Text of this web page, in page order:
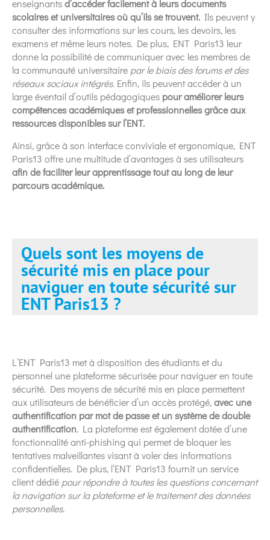
enseignantsd’accéder facilement à leurs documents
scolaires et universitaires où qu’ils se trouvent. Ils peuvent y
consulter des informations sur les cours, les devoirs, les
examens et même leurs notes. De plus, ENT Paris13 leur
donne la possibilité de communiquer avec les membres de
la communauté universitaire par le biais des forums et des
réseaux sociaux intégrés. Enfin, ils peuvent accéder à un
large éventail d’outils pédagogiques pour améliorer leurs
compétences académiques et professionnelles grâce aux
ressources disponibles sur l’ENT.
Ainsi, grâce à son interface conviviale et ergonomique, ENT
Paris13 offre une multitude d’avantages à ses utilisateurs
afin de faciliter leur apprentissage tout au long de leur
parcours académique.
Quels sont les moyens de
sécurité mis en place pour
naviguer en toute sécurité sur
ENT Paris13 ?
L’ENT Paris13 met à disposition des étudiants et du
personnel une plateforme sécurisée pour naviguer en toute
sécurité. Des moyens de sécurité mis en place permettent
aux utilisateurs de bénéficier d’un accès protégé,avec une
authentification par mot de passe et un système de double
authentification. La plateforme est également dotée d’une
fonctionnalité anti-phishing qui permet de bloquer les
tentatives malveillantes visant à voler des informations
confidentielles. De plus, l’ENT Paris13 fournit un service
client dédié pour répondre à toutes les questions concernant
la navigation sur la plateforme et le traitement des données
personnelles.